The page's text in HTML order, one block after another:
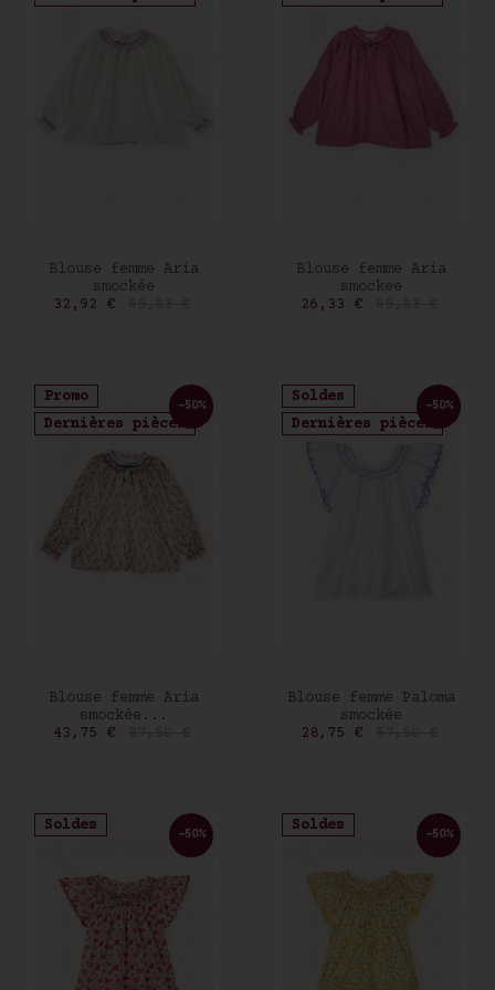
AJOUTER AU PANIER
Blouse femme Aria
smockée
Prix
32,92 €
AJOUTER AU PANIER
Blouse femme Aria
smockee
Prix
26,33 €
Promo
Dernières pièces
AJOUTER AU PANIER
Blouse femme Aria
smockée...
Prix
43,75 €
-50%
Soldes
Dernières pièces
AJOUTER AU PANIER
Blouse femme Paloma
smockée
Prix
28,75 €
-50%
Soldes
-50%
Soldes
-50%